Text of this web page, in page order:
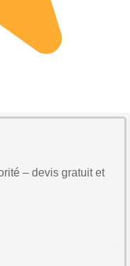
– devis gratuit et